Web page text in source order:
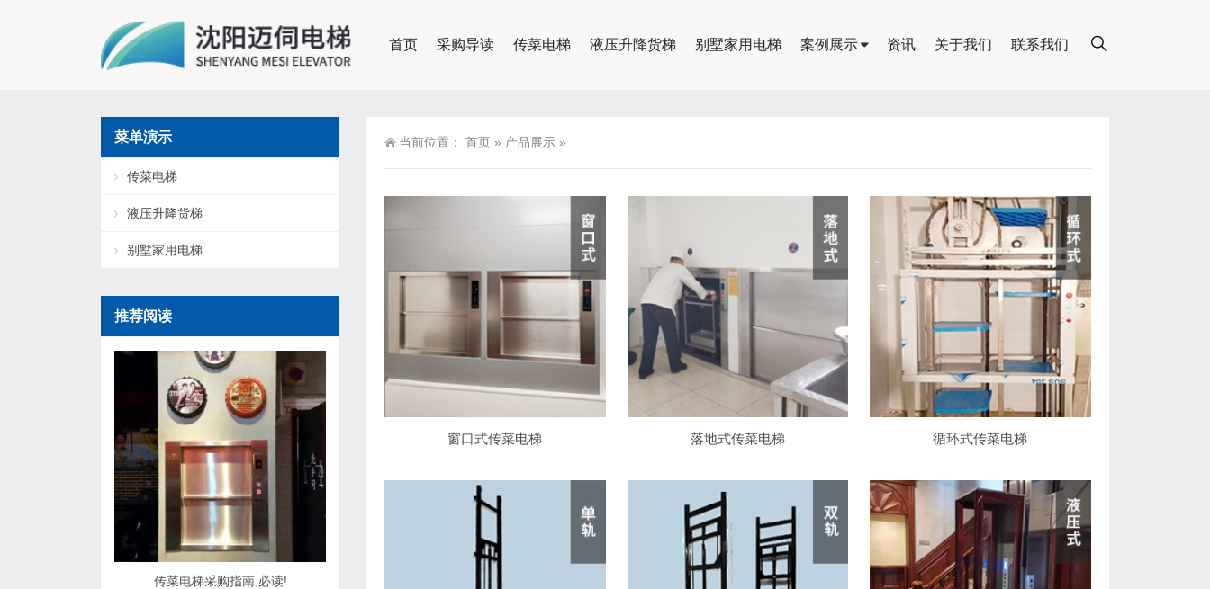
首页 采购导读 传菜电梯 液压升降货梯 别墅家用电梯 案例展示 资讯 关于我们 联系我们
当前位置： 首页 » 产品展示 »
窗口式传菜电梯 落地式传菜电梯 循环式传菜电梯
菜单演示
传菜电梯
液压升降货梯
别墅家用电梯
推荐阅读
传菜电梯采购指南,必读!